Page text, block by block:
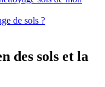
de sols ?
des sols et la